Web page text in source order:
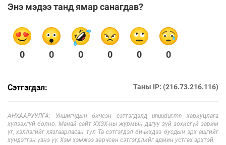
Энэ мэдээ танд ямар санагдав?
0 0 0 0 0 0
Сэтгэгдэл: Таны IP: (216.73.216.116)
АНХААРУУЛГА: Уншигчдын бичсэн сэтгэгдэлд unuudur.mn хариуцлага
хүлээхгүй болно. Манай сайт ХХЗХ-ны журмын дагуу зүй зохисгүй зарим
үг, хэллэгийг хязгаарласан тул Та сэтгэгдэл бичихдээ бусдын эрх ашгийг
хүндэтгэн үзнэ үү. Хэм хэмжээ зөрчсөн сэтгэгдлийг админ устгах эрхтэй.